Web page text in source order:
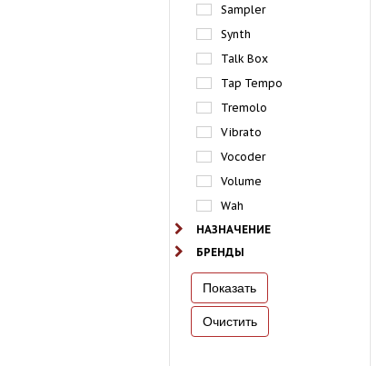
Sampler
Synth
Talk Box
Tap Tempo
Tremolo
Vibrato
Vocoder
Volume
Wah
НАЗНАЧЕНИЕ
БРЕНДЫ